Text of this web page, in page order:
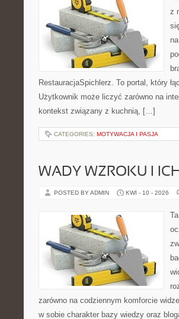
z
RestauracjaSpichlerz. To portal, który
Użytkownik może liczyć zarówno na
kontekst związany z kuchnią, […]
CATEGORIES: MOTYWACJA I PASJA
WADY WZROKU I
POSTED BY ADMIN KWI - 10 - 2026
zarówno na codziennym komforcie
w sobie charakter bazy wiedzy oraz